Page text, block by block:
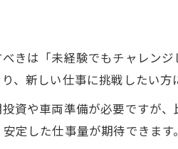
る軽貨物配送の工夫
で稼ぐための実践ポイント
ア向け軽貨物配送
で働き方を変える魅力
きは「未経験でもチャレン
新しい仕事に挑戦したい方
や車両準備が必要ですが、
定した仕事量が期待できます。